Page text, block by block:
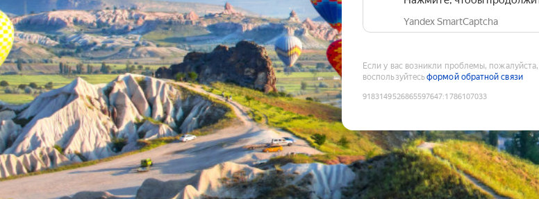
Yandex SmartCaptcha
Если у вас возникли проблемы, пожалуйста,
воспользуйтесьформой обратной связи
9183149526865597647:1786107033